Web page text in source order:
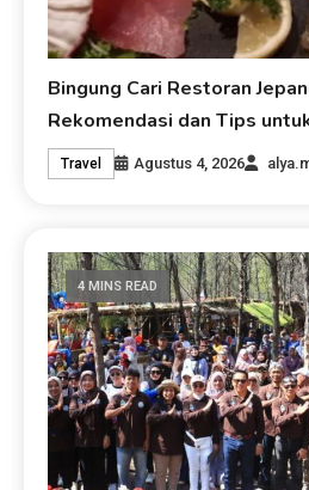
Bingung Cari Restoran
Rekomendasi dan Tips
Travel Agustus 4, 2026
4 MINS READ